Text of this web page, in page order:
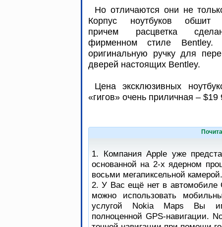
Но отличаются они не
Корпус ноутбуков обшит
причем расцветка
фирменном стиле Bentley.
оригинальную ручку для
дверей настоящих Bentley.
Цена эксклюзивных
«гигов» очень приличная –
1. Компания Apple уже
основанной на 2-х ядерном
восьми мегапиксельной камерой.
2. У Вас ещё нет в автомобиле
можно использовать
услугой Nokia Maps Вы
полноценной GPS-навигации.